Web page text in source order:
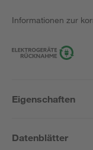
Informationen zur
Eigenschaften
Datenblätter